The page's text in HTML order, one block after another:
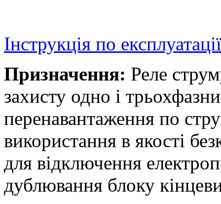
Інструкція по експлуатації
Призначення: Реле
захисту одно і
перенавантаження по
використання в якості
для відключення
дублювання блоку